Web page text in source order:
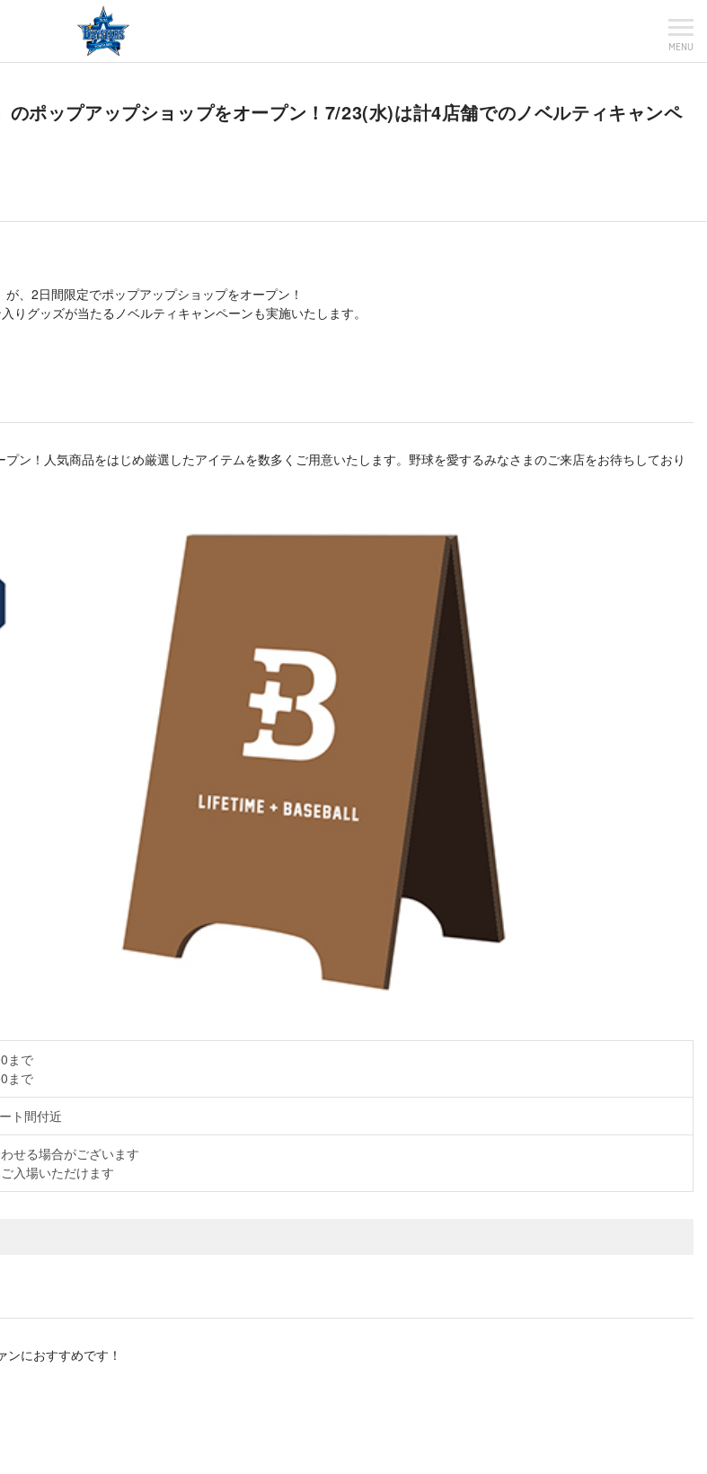
MENU
ポップアップショップをオープン！7/23(水)は計4店舗でのノベルティキャンペ
、2日間限定でポップアップショップをオープン！
グッズが当たるノベルティキャンペーンも実施いたします。
ン！人気商品をはじめ厳選したアイテムを数多くご用意いたします。野球を愛するみなさまのご来店をお待ちしており
まで
まで
ト間付近
せる場合がございます
入場いただけます
におすすめです！